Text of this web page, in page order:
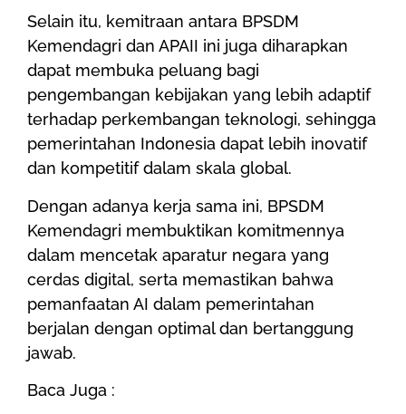
Selain itu, kemitraan antara BPSDM
Kemendagri dan APAII ini juga diharapkan
dapat membuka peluang bagi
pengembangan kebijakan yang lebih adaptif
terhadap perkembangan teknologi, sehingga
pemerintahan Indonesia dapat lebih inovatif
dan kompetitif dalam skala global.
Dengan adanya kerja sama ini, BPSDM
Kemendagri membuktikan komitmennya
dalam mencetak aparatur negara yang
cerdas digital, serta memastikan bahwa
pemanfaatan AI dalam pemerintahan
berjalan dengan optimal dan bertanggung
jawab.
Baca Juga :